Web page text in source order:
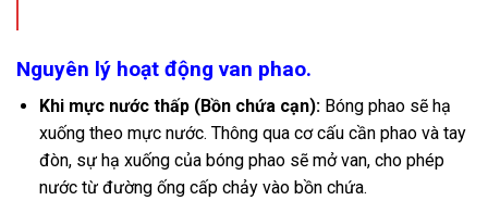
Nguyên lý hoạt động van phao.
Khi mực nước thấp (Bồn chứa cạn):Bóng phao sẽ hạ
xuống theo mực nước. Thông qua cơ cấu cần phao và tay
đòn, sự hạ xuống của bóng phao sẽ mở van, cho phép
nước từ đường ống cấp chảy vào bồn chứa.